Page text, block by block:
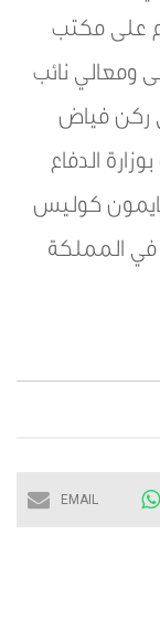
على مكتب
ومعالي نائب
ركن فياض
الدفاع
كوليس
المملكة
EMAIL